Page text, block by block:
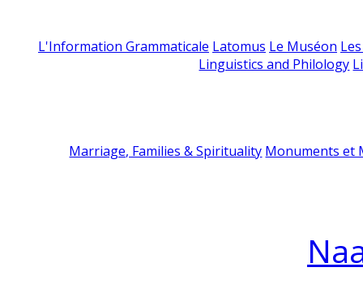
L'Information Grammaticale Latomus Le Muséon
Linguistics and Philology
Marriage, Families & Spirituality Monuments et